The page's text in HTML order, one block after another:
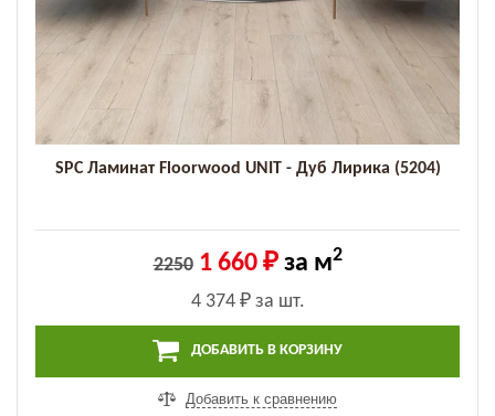
SPC Ламинат Floorwood UNIT - Дуб Лирика (5204)
2250 1 660 ₽за м2
4 374 ₽за шт.
ДОБАВИТЬ В КОРЗИНУ
Добавить к сравнению